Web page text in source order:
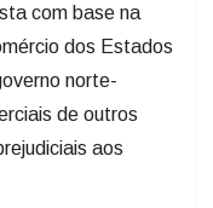
com base na
dos Estados
norte-
de outros
aos